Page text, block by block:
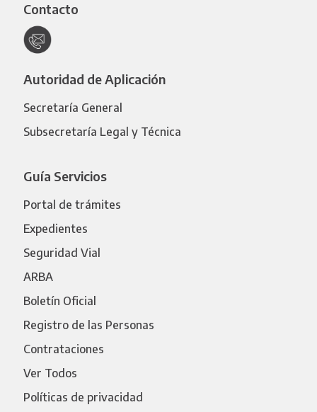
Contacto
Autoridad de Aplicación
Secretaría General
Subsecretaría Legal y Técnica
Guía Servicios
Portal de trámites
Expedientes
Seguridad Vial
ARBA
Boletín Oficial
Registro de las Personas
Contrataciones
Ver Todos
Políticas de privacidad